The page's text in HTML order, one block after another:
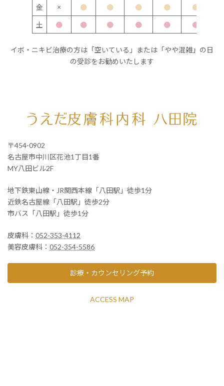
金 × ● ● ● ● ●
土 ● ● ● ● ● ●
イボ・ニキビ治療の方は「空いている」または「やや混雑」の日
の受診をお勧めいたします
〒454-0902
名古屋市中川区花池1丁目1番
MY八田ビル2F
地下鉄東山線・JR関西本線「八田駅」徒歩1分
近鉄名古屋線「八田駅」徒歩2分
市バス「八田駅」徒歩1分
皮膚科： 052-353-4112
美容皮膚科： 052-354-5586
診療・カウンセリング予約
ACCESS MAP